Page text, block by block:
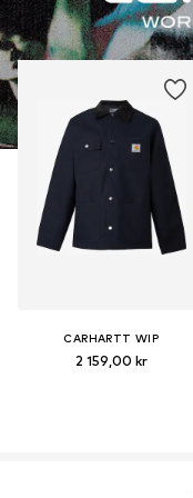
CARHARTT WIP
2 159,00 kr